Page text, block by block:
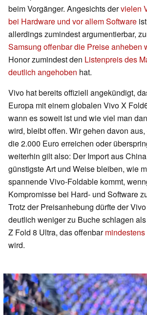
beim Vorgänger. Angesichts dervielen
bei Hardware und vor allem Software
allerdings zumindest argumentierbar,
Samsung offenbar die Preise anheben
Honor zumindest den Listenpreis des
deutlich angehoben hat.
Vivo hat bereits offiziell angekündigt,
Europa mit einem globalen Vivo X
wann es soweit ist und wie viel man
wird, bleibt offen. Wir gehen davon
die 2.000 Euro erreichen oder
weiterhin gilt also: Der Import aus
günstigste Art und Weise bleiben, wie
spannende Vivo-Foldable kommt,
Kompromisse bei Hard- und Software
Trotz der Preisanhebung dürfte der
deutlich weniger zu Buche schlagen
Z Fold 8 Ultra, das offenbar
wird.